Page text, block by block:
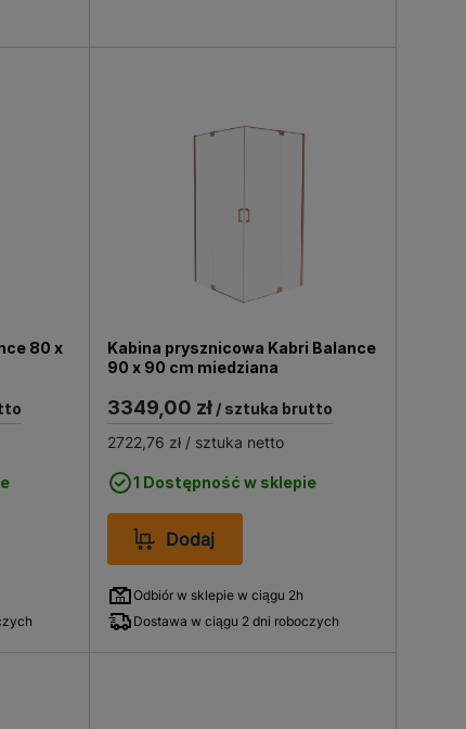
80 x
Kabina prysznicowa Kabri Balance
90 x 90 cm miedziana
3349,00 zł / sztuka brutto
2722,76 zł / sztuka netto
1 Dostępność w sklepie
Dodaj
Odbiór w sklepie w ciągu 2h
Dostawa w ciągu 2 dni roboczych